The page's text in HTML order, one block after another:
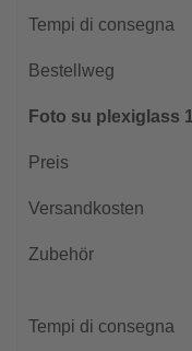
Foto su plexiglass